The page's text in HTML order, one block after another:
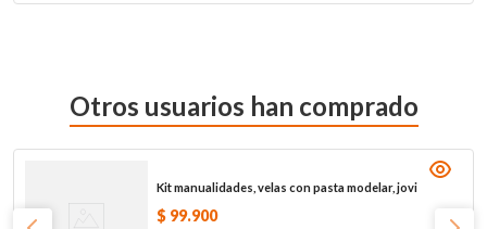
Otros usuarios han comprado
Kit manualidades, velas con pasta modelar, jovi
$ 99.900